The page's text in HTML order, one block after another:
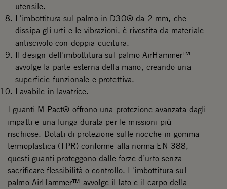
utensile.
L'imbottitura sul palmo in D3O® da 2 mm, che
dissipa gli urti e le vibrazioni, è rivestita da materiale
antiscivolo con doppia cucitura.
Il design dell'imbottitura sul palmo AirHammer™
avvolge la parte esterna della mano, creando una
superficie funzionale e protettiva.
Lavabile in lavatrice.
I guanti M-Pact® offrono una protezione avanzata dagli
impatti e una lunga durata per le missioni più
rischiose. Dotati di protezione sulle nocche in gomma
termoplastica (TPR) conforme alla norma EN 388,
questi guanti proteggono dalle forze d’urto senza
sacrificare flessibilità o controllo. L'imbottitura sul
palmo AirHammer™ avvolge il lato e il carpo della